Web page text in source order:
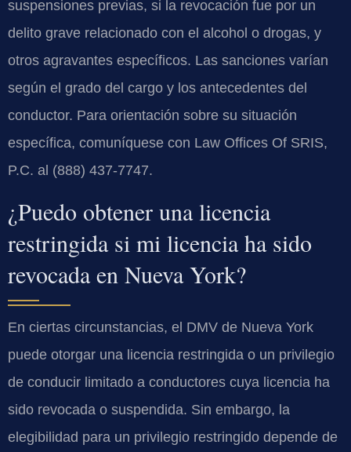
suspensiones previas, si la revocación fue por un
delito grave relacionado con el alcohol o drogas, y
otros agravantes específicos. Las sanciones varían
según el grado del cargo y los antecedentes del
conductor. Para orientación sobre su situación
específica, comuníquese con Law Offices Of SRIS,
P.C. al (888) 437-7747.
¿Puedo obtener una licencia
restringida si mi licencia ha sido
revocada en Nueva York?
En ciertas circunstancias, el DMV de Nueva York
puede otorgar una licencia restringida o un privilegio
de conducir limitado a conductores cuya licencia ha
sido revocada o suspendida. Sin embargo, la
elegibilidad para un privilegio restringido depende de